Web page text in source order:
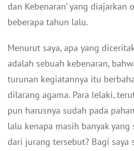
dan Kebenaran’ yang diajarkan
beberapa tahun lalu.
Menurut saya, apa yang
adalah sebuah kebenaran,
turunan kegiatannya itu
dilarang agama. Para lelaki,
pun harusnya sudah pada
lalu kenapa masih banyak
dari jurang tersebut? Bagi saya